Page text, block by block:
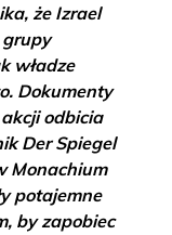
że Izrael
grupy
władze
Dokumenty
odbicia
Der Spiegel
Monachium
potajemne
by zapobiec